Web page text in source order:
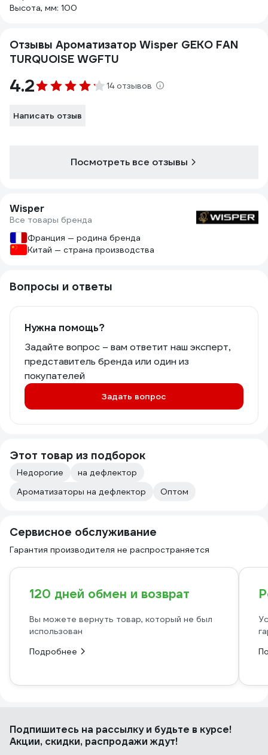
Высота, мм: 100
Отзывы Ароматизатор Wisper GEKO FAN
TURQUOISE WGFTU
4.2 14 отзывов
Написать отзыв
Посмотреть все отзывы
Wisper
Все товары бренда
Франция — родина бренда
Китай — страна производства
Вопросы и ответы
Нужна помощь?
Задайте вопрос – вам ответит наш эксперт,
представитель бренда или один из
покупателей
Задать вопрос
Этот товар из подборок
Недорогие
на дефлектор
Ароматизаторы на дефлектор
Оптом
Сервисное обслуживание
Гарантия производителя не распространяется
120 дней обмен и возврат
Вы можете вернуть товар, который не был
использован
Подробнее
Подпишитесь на рассылкуи будьте в курсе!
Акции, скидки, распродажи ждут!